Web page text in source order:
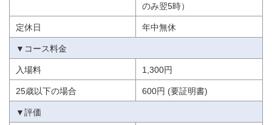
のみ翌5時）
定休日 年中無休
▼コース料金
入場料 1,300円
25歳以下の場合 600円 (要証明書)
▼評価